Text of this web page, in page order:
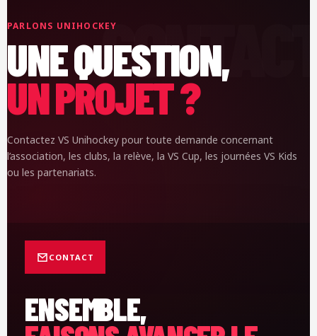
PARLONS UNIHOCKEY
UNE QUESTION,
UN PROJET ?
Contactez VS Unihockey pour toute demande concernant
l’association, les clubs, la relève, la VS Cup, les journées VS Kids
ou les partenariats.
CONTACT
ENSEMBLE,